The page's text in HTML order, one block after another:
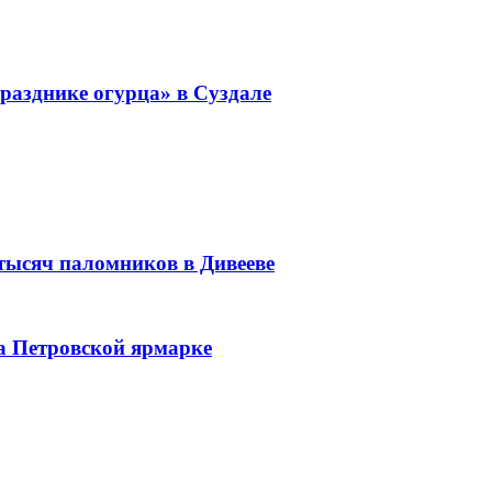
огурца» в Суздале
паломников в Дивееве
Петровской ярмарке